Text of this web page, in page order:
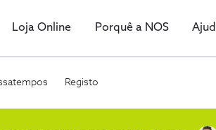
Loja Online Porquê a NOS
Registo